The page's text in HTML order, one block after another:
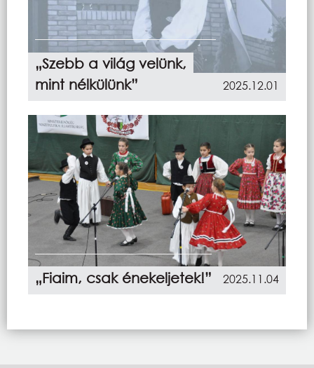
„Szebb a világ velünk,
mint nélkülünk”
2025.12.01
„Fiaim, csak énekeljetek!” 2025.11.04